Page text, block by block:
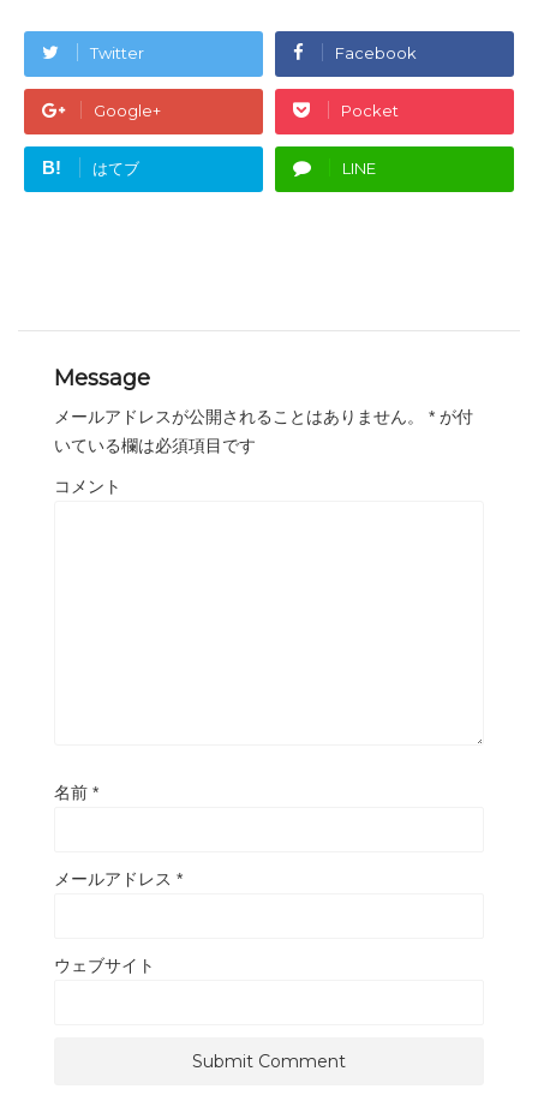
Twitter Facebook
Google+ Pocket
B! はてブ LINE
Message
メールアドレスが公開されることはありません。 * が付
いている欄は必須項目です
コメント
名前 *
メールアドレス *
ウェブサイト